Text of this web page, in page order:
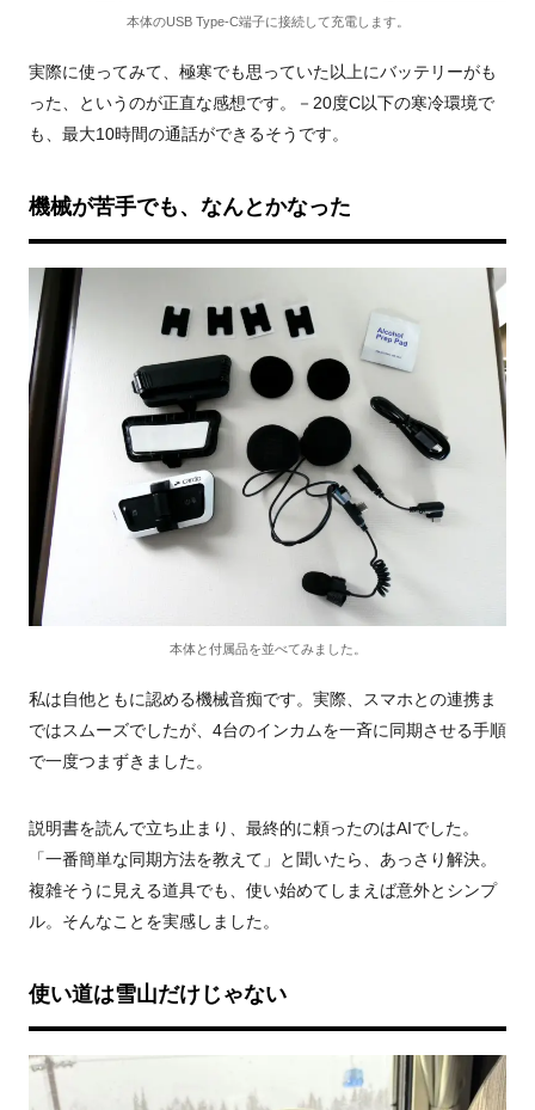
本体のUSB Type-C端子に接続して充電します。
実際に使ってみて、極寒でも思っていた以上にバッテリーがも
った、というのが正直な感想です。－20度C以下の寒冷環境で
も、最大10時間の通話ができるそうです。
機械が苦手でも、なんとかなった
本体と付属品を並べてみました。
私は自他ともに認める機械音痴です。実際、スマホとの連携ま
ではスムーズでしたが、4台のインカムを一斉に同期させる手順
で一度つまずきました。
説明書を読んで立ち止まり、最終的に頼ったのはAIでした。
「一番簡単な同期方法を教えて」と聞いたら、あっさり解決。
複雑そうに見える道具でも、使い始めてしまえば意外とシンプ
ル。そんなことを実感しました。
使い道は雪山だけじゃない